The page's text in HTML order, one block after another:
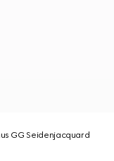
GG Seidenjacquard